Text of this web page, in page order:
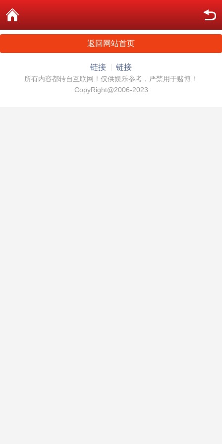
返回网站首页
链接 链接
所有内容都转自互联网！仅供娱乐参考，严禁用于赌博！
CopyRight@2006-2023